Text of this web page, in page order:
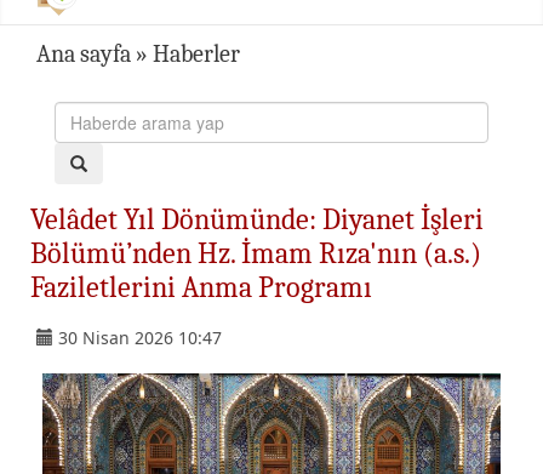
Ana sayfa » Haberler
Velâdet Yıl Dönümünde: Diyanet İşleri
Bölümü’nden Hz. İmam Rıza'nın (a.s.)
Faziletlerini Anma Programı
30 Nisan 2026 10:47